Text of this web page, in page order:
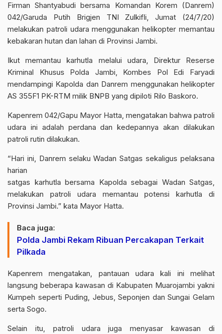
Firman Shantyabudi bersama Komandan Korem (Danrem)
042/Garuda Putih Brigjen TNI Zulkifli, Jumat (24/7/20)
melakukan patroli udara menggunakan helikopter memantau
kebakaran hutan dan lahan di Provinsi Jambi.
Ikut memantau karhutla melalui udara, Direktur Reserse
Kriminal Khusus Polda Jambi, Kombes Pol Edi Faryadi
mendampingi Kapolda dan Danrem menggunakan helikopter
AS 355F1 PK-RTM milik BNPB yang dipiloti Rilo Baskoro.
Kapenrem 042/Gapu Mayor Hatta, mengatakan bahwa patroli
udara ini adalah perdana dan kedepannya akan dilakukan
patroli rutin dilakukan.
“Hari ini, Danrem selaku Wadan Satgas sekaligus pelaksana
harian
satgas karhutla bersama Kapolda sebagai Wadan Satgas,
melakukan patroli udara memantau potensi karhutla di
Provinsi Jambi.” kata Mayor Hatta.
Baca juga:
Polda Jambi Rekam Ribuan Percakapan Terkait
Pilkada
Kapenrem mengatakan, pantauan udara kali ini melihat
langsung beberapa kawasan di Kabupaten Muarojambi yakni
Kumpeh seperti Puding, Jebus, Seponjen dan Sungai Gelam
serta Sogo.
Selain itu, patroli udara juga menyasar kawasan di